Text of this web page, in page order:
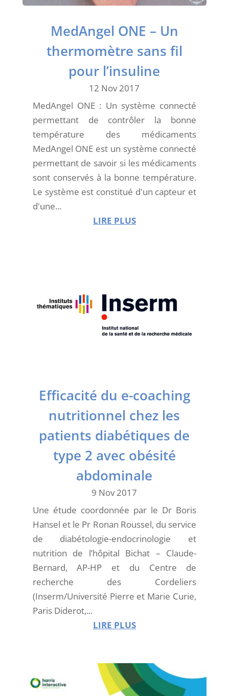
MedAngel ONE – Un
thermomètre sans fil
pour l’insuline
12 Nov 2017
MedAngel ONE : Un système connecté
permettant de contrôler la bonne
température des médicaments
MedAngel ONE est un système connecté
permettant de savoir si les médicaments
sont conservés à la bonne température.
Le système est constitué d'un capteur et
d'une...
LIRE PLUS
Efficacité du e-coaching
nutritionnel chez les
patients diabétiques de
type 2 avec obésité
abdominale
9 Nov 2017
Une étude coordonnée par le Dr Boris
Hansel et le Pr Ronan Roussel, du service
de diabétologie-endocrinologie et
nutrition de l’hôpital Bichat – Claude-
Bernard, AP-HP et du Centre de
recherche des Cordeliers
(Inserm/Université Pierre et Marie Curie,
Paris Diderot,...
LIRE PLUS